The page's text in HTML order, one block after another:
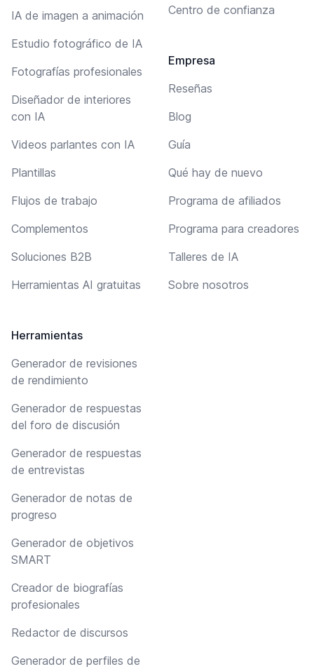
IA de imagen a animación
Estudio fotográfico de IA
Fotografías profesionales
Diseñador de interiores
con IA
Videos parlantes con IA
Plantillas
Flujos de trabajo
Complementos
Soluciones B2B
Herramientas AI gratuitas
Herramientas
Generador de revisiones
de rendimiento
Generador de respuestas
del foro de discusión
Generador de respuestas
de entrevistas
Generador de notas de
progreso
Generador de objetivos
SMART
Creador de biografías
profesionales
Redactor de discursos
Generador de perfiles de
Centro de confianza
Empresa
Reseñas
Blog
Guía
Qué hay de nuevo
Programa de afiliados
Programa para creadores
Talleres de IA
Sobre nosotros